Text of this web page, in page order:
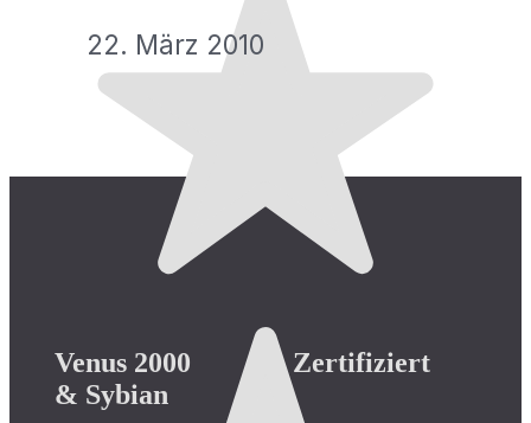
22. März 2010
Venus 2000
& Sybian
Zertifiziert